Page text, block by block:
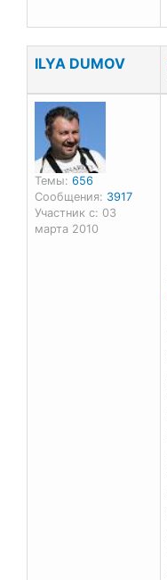
ILYA DUMOV
Темы: 656
Сообщения: 3917
Участник с: 03
марта 2010